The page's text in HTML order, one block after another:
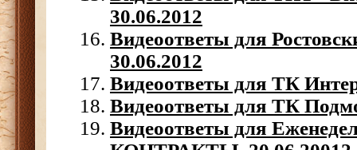
30.06.2012
Видеоответы для
30.06.2012
Видеоответы для ТК
Видеоответы для ТК
Видеоответы для